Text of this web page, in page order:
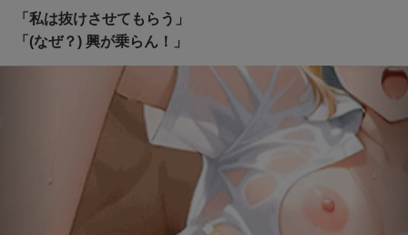
「私は抜けさせてもらう」
「(なぜ？) 興が乗らん！」